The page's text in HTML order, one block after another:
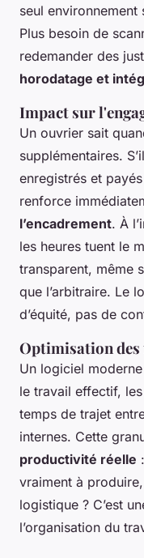
seul
Plus besoin de
redemander des
horodatage et
Impact sur
Un ouvrier sait
supplémentaires.
enregistrés et
renforce
l’encadrement. À
les heures tuent le
transparent, même
que l’arbitraire. Le
d’équité, pas de
Optimisation des
Un logiciel
le travail effectif,
temps de trajet
internes. Cette
productivité réelle
vraiment à
logistique ? C’est
l’organisation du